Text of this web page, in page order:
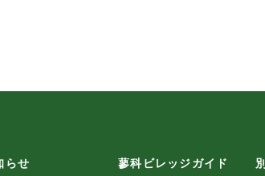
らせ 蓼科ビレッジガイド